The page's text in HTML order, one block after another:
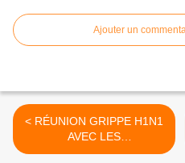
Ajouter un
< RÉUNION GRIPPE H1N1
AVEC LES
REPRÉSENTANTS DES